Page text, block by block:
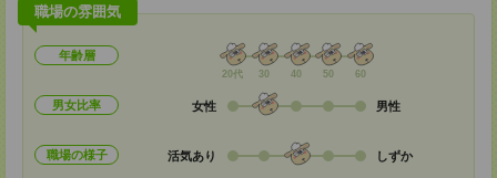
職場の雰囲気
年齢層
20代 30 40 50 60
男女比率 女性 男性
職場の様子 活気あり しずか